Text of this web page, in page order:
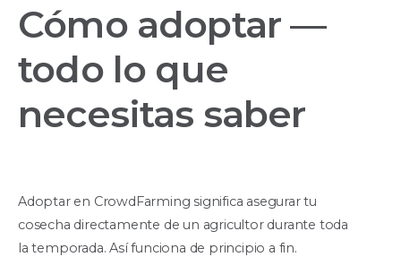
Cómo adoptar —
todo lo que
necesitas saber
Adoptar en CrowdFarming significa asegurar tu
cosecha directamente de un agricultor durante toda
la temporada. Así funciona de principio a fin.